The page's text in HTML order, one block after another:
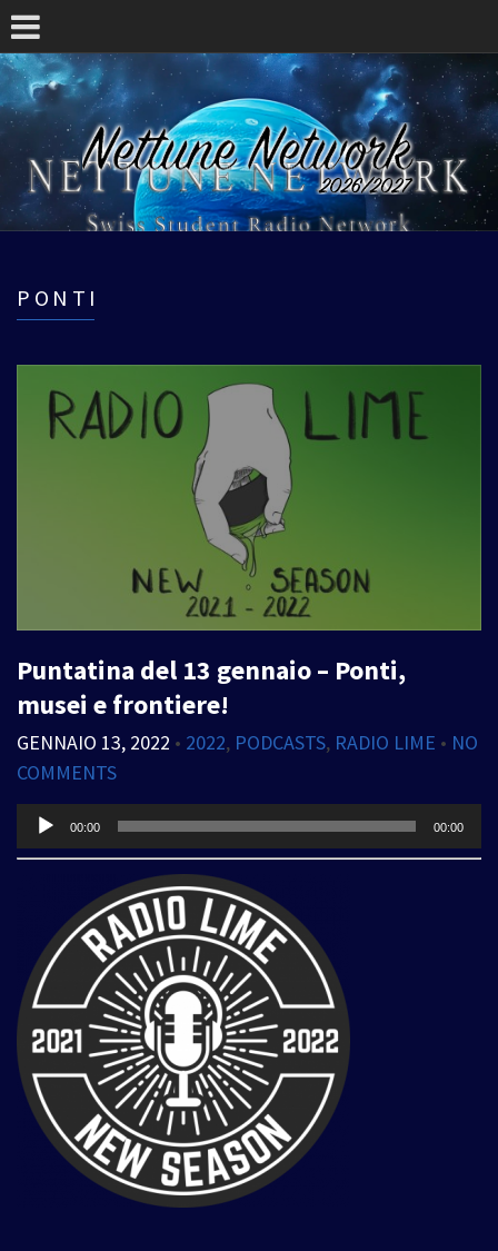
PONTI
Puntatina del 13 gennaio – Ponti,
musei e frontiere!
GENNAIO 13, 2022 • 2022, PODCASTS, RADIO LIME • NO
COMMENTS
Audio
Player
00:00 00:00